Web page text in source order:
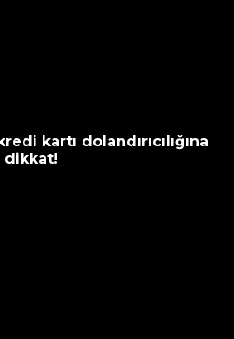
kartı dolandırıcılığına
dikkat!